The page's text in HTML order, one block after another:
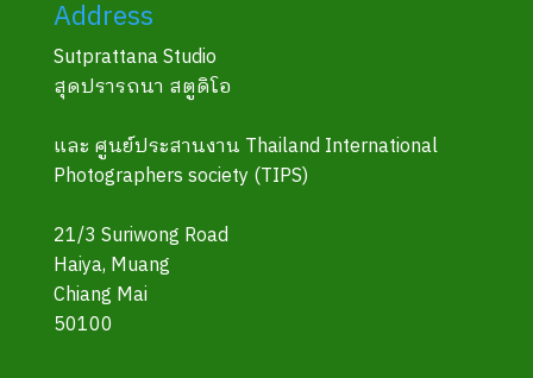
Address
Sutprattana Studio
สุดปรารถนา สตูดิโอ
และ ศูนย์ประสานงาน Thailand International
Photographers society (TIPS)
21/3 Suriwong Road
Haiya, Muang
Chiang Mai
50100